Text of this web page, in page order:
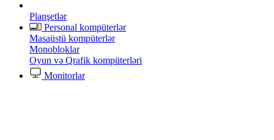
Planşetlər
Personal kompüterlər
Masaüstü kompüterlər
Monobloklar
Oyun və Qrafik kompüterləri
Monitorlar